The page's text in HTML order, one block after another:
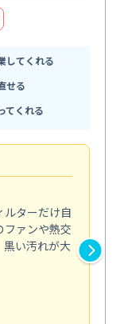
してくれる
せる
てくれる
ルターだけ自
ファンや熱交
黒い汚れが大